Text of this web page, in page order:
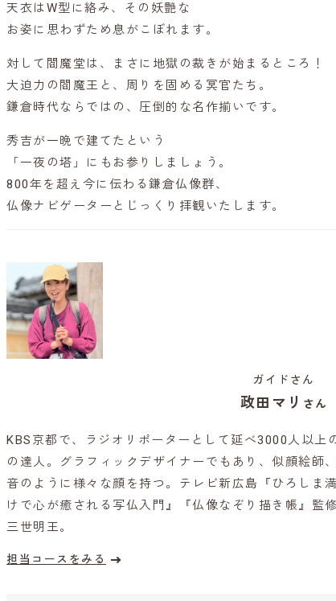
天衣はW型に絡み、その妖艶な
お姿に思わずため息がこぼれます。
対して閻魔堂は、まさに地獄の裁きが始まるところ！
大迫力の閻魔王と、周りを固める冥官たち。
鎌倉時代ならではの、圧倒的な名作揃いです。
秀吉が一晩で建てたという
「一夜の塔」にもお参りしましょう。
800年を超え今に伝わる鎌倉仏像群、
仏像ナビゲーターとじっくり拝観いたします。
ガイドさん
政田マリ さん
KBS京都で、ラジオリポーターとして延べ3000人以上
の達人。グラフィックデザイナーでもあり、似顔絵師
音のように様々な顔を持つ。テレビ新広島『ひろしま
けで心が癒される写仏入門』『仏像なぞり描き帳』監
三世明王。
担当コースをみる